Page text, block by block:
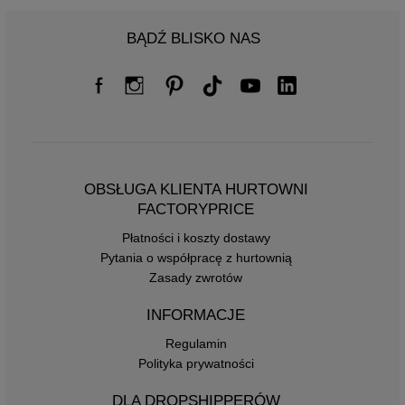
BĄDŹ BLISKO NAS
OBSŁUGA KLIENTA HURTOWNI
FACTORYPRICE
Płatności i koszty dostawy
Pytania o współpracę z hurtownią
Zasady zwrotów
INFORMACJE
Regulamin
Polityka prywatności
DLA DROPSHIPPERÓW